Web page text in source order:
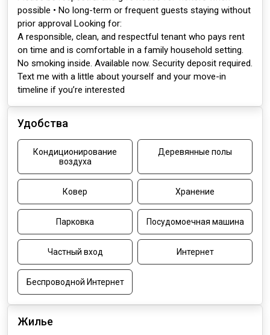
possible • No long-term or frequent guests staying without
prior approval Looking for:
A responsible, clean, and respectful tenant who pays rent
on time and is comfortable in a family household setting.
No smoking inside. Available now. Security deposit required.
Text me with a little about yourself and your move-in
timeline if you’re interested
Удобства
Кондиционирование
воздуха
Деревянные полы
Ковер Хранение
Парковка Посудомоечная машина
Частный вход Интернет
Беспроводной Интернет
Жилье